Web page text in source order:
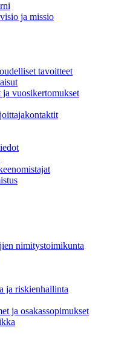
ja missio
tavoitteet
vuosikertomukset
nimitystoimikunta
ja riskienhallinta
ja osakassopimukset